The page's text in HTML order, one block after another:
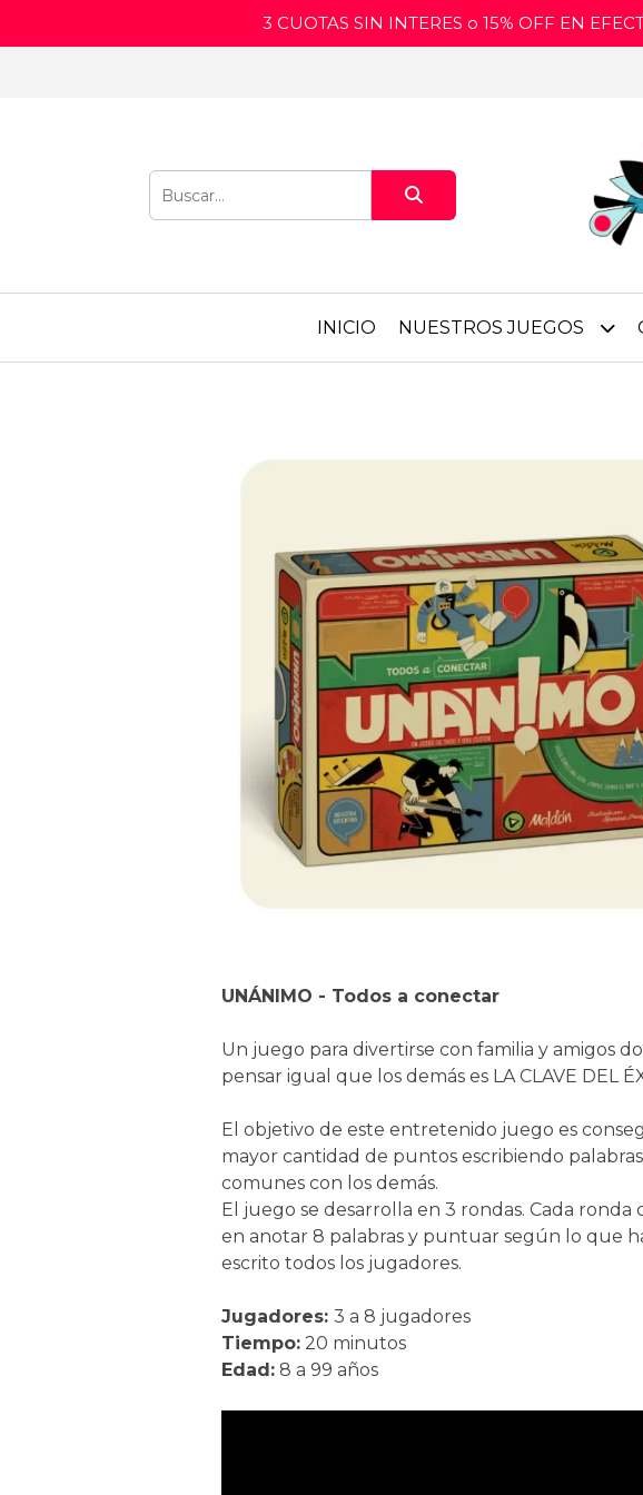
3 CUOTAS SIN INTERES o 15% OFF EN
INICIO NUESTROS JUEGOS
UNÁNIMO - Todos a conectar
Un juego para divertirse con familia y amigos
pensar igual que los demás es LA CLAVE DEL
El objetivo de este entretenido juego es
mayor cantidad de puntos escribiendo palabras
comunes con los demás.
El juego se desarrolla en 3 rondas. Cada ronda
en anotar 8 palabras y puntuar según lo que
escrito todos los jugadores.
Jugadores: 3 a 8 jugadores
Tiempo: 20 minutos
Edad: 8 a 99 años